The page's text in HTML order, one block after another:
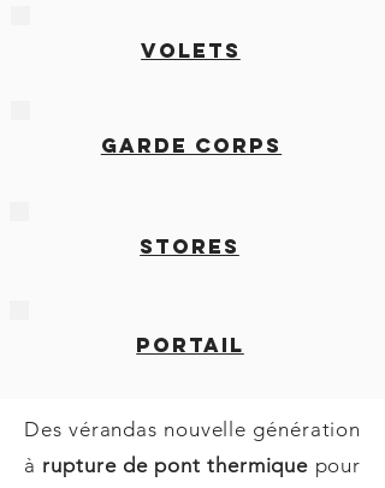
volets
GARDE CORPS
STORES
PORTAIL
Des vérandas nouvelle génération
à rupture de pont thermique pour